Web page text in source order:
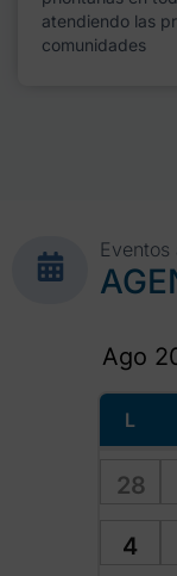
atendiendo las
comunidades
Eventos
L
28
4